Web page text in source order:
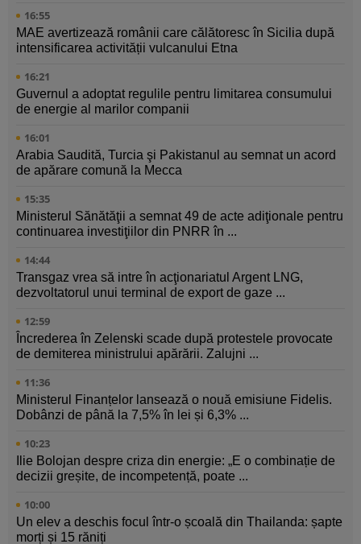
16:55
MAE avertizează românii care călătoresc în Sicilia după
intensificarea activității vulcanului Etna
16:21
Guvernul a adoptat regulile pentru limitarea consumului
de energie al marilor companii
16:01
Arabia Saudită, Turcia şi Pakistanul au semnat un acord
de apărare comună la Mecca
15:35
Ministerul Sănătăţii a semnat 49 de acte adiţionale pentru
continuarea investiţiilor din PNRR în ...
14:44
Transgaz vrea să intre în acţionariatul Argent LNG,
dezvoltatorul unui terminal de export de gaze ...
12:59
Încrederea în Zelenski scade după protestele provocate
de demiterea ministrului apărării. Zalujni ...
11:36
Ministerul Finanțelor lansează o nouă emisiune Fidelis.
Dobânzi de până la 7,5% în lei și 6,3% ...
10:23
Ilie Bolojan despre criza din energie: „E o combinație de
decizii greșite, de incompetență, poate ...
10:00
Un elev a deschis focul într-o școală din Thailanda: șapte
morți și 15 răniți